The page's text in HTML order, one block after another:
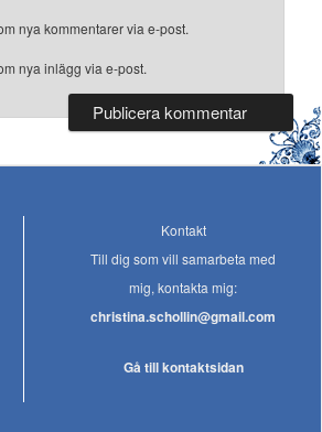
nya kommentarer via e-post.
nya inlägg via e-post.
Kontakt
Till dig som vill samarbeta med
mig, kontakta mig:
christina.schollin@gmail.com
Gå till kontaktsidan